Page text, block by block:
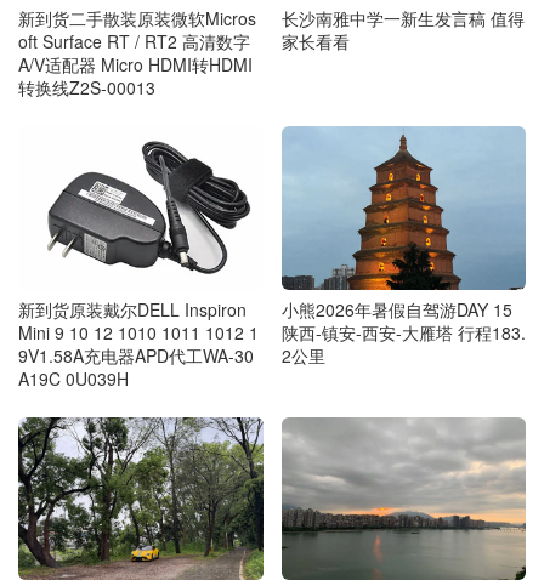
新到货二手散装原装微软Micros
oft Surface RT / RT2 高清数字
A/V适配器 Micro HDMI转HDMI
转换线Z2S-00013
长沙南雅中学一新生发言稿 值得
家长看看
新到货原装戴尔DELL Inspiron
Mini 9 10 12 1010 1011 1012 1
9V1.58A充电器APD代工WA-30
A19C 0U039H
小熊2026年暑假自驾游DAY 15
陕西-镇安-西安-大雁塔 行程183.
2公里